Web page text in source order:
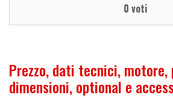
0 voti
Prezzo, dati tecnici, motore,
dimensioni, optional e